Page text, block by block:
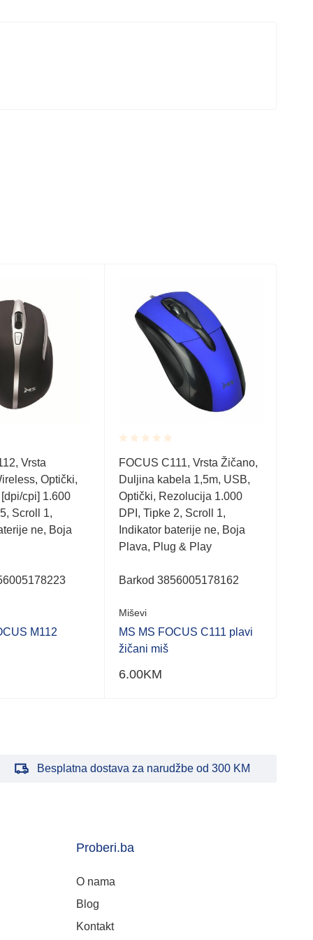
Vrsta
Optički,
cpi] 1.600
Scroll 1,
ne, Boja
M112
Rated
0.001
out
of
5
FOCUS C111, Vrsta Žičano,
Duljina kabela 1,5m, USB,
Optički, Rezolucija 1.000
DPI, Tipke 2, Scroll 1,
Indikator baterije ne, Boja
Plava, Plug & Play
Barkod 3856005178162
Miševi
MS MS FOCUS C111 plavi
žičani miš
6.00KM
Besplatna dostava za narudžbe od 300 KM
Proberi.ba
O nama
Blog
Kontakt